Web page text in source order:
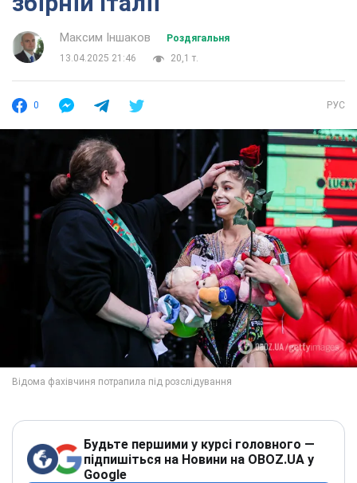
Максим Іншаков
Роздягальня
13.04.2025 21:46
20,1 т.
0 РУС
Будьте першими у курсі головного —
підпишіться на Новини на OBOZ.UA у
Google